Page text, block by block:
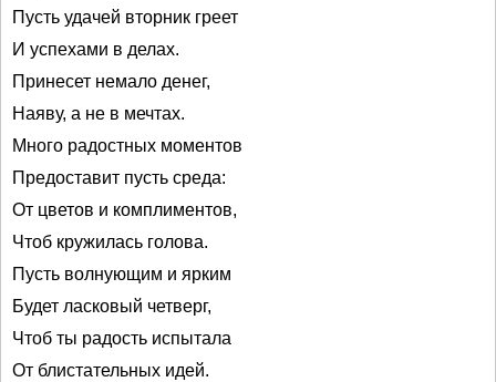
Пусть удачей вторник греет
И успехами в делах.
Принесет немало денег,
Наяву, а не в мечтах.
Много радостных моментов
Предоставит пусть среда:
От цветов и комплиментов,
Чтоб кружилась голова.
Пусть волнующим и ярким
Будет ласковый четверг,
Чтоб ты радость испытала
От блистательных идей.